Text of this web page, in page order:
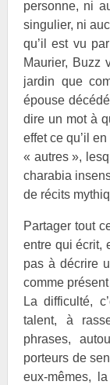
personne, ni
singulier, ni
qu’il est vu
Maurier, Buzz
jardin que
épouse
dire un mot à
effet ce qu’il
« autres »,
charabia
de récits
Partager tout
entre qui écrit,
pas à décrire
comme
La difficulté,
talent, à
phrases,
porteurs de
eux-mêmes,